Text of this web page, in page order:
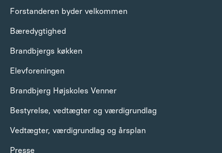
Forstanderen byder velkommen
Bæredygtighed
Brandbjergs køkken
Elevforeningen
Brandbjerg Højskoles Venner
Bestyrelse, vedtægter og værdigrundlag
Vedtægter, værdigrundlag og årsplan
Presse